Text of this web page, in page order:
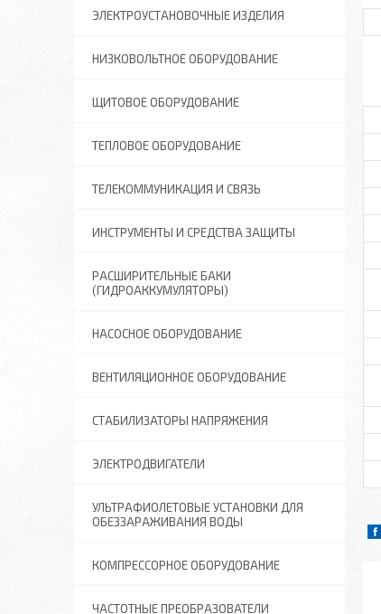
ЭЛЕКТРОУСТАНОВОЧНЫЕ ИЗДЕЛИЯ
НИЗКОВОЛЬТНОЕ ОБОРУДОВАНИЕ
ЩИТОВОЕ ОБОРУДОВАНИЕ
ТЕПЛОВОЕ ОБОРУДОВАНИЕ
ТЕЛЕКОММУНИКАЦИЯ И СВЯЗЬ
ИНСТРУМЕНТЫ И СРЕДСТВА ЗАЩИТЫ
РАСШИРИТЕЛЬНЫЕ БАКИ
(ГИДРОАККУМУЛЯТОРЫ)
НАСОСНОЕ ОБОРУДОВАНИЕ
ВЕНТИЛЯЦИОННОЕ ОБОРУДОВАНИЕ
СТАБИЛИЗАТОРЫ НАПРЯЖЕНИЯ
ЭЛЕКТРОДВИГАТЕЛИ
УЛЬТРАФИОЛЕТОВЫЕ УСТАНОВКИ ДЛЯ
ОБЕЗЗАРАЖИВАНИЯ ВОДЫ
КОМПРЕССОРНОЕ ОБОРУДОВАНИЕ
ЧАСТОТНЫЕ ПРЕОБРАЗОВАТЕЛИ